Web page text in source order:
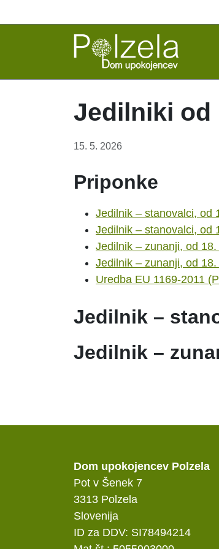
Jedilniki od
15. 5. 2026
Priponke
Jedilnik – stanovalci, od
Jedilnik – stanovalci, od
Jedilnik – zunanji, od
Jedilnik – zunanji, od
Uredba EU 1169-2011
Jedilnik –
Jedilnik –
Dom upokojencev Polzela
Pot v Šenek 7
3313 Polzela
Slovenija
ID za DDV: SI78494214